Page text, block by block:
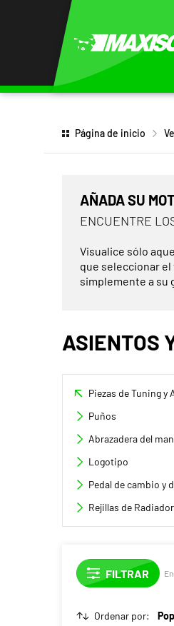
Página de inicio
AÑADA SU
ENCUENTRE
Visualice sólo
que seleccionar el
simplemente a su
ASIENTOS
Piezas de Tuning y
Puños
Abrazadera del
Logotipo
Pedal de cambio y
Rejillas de Radiador
Ordenar por: